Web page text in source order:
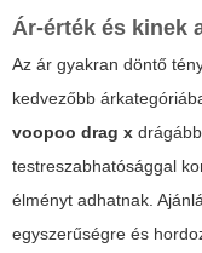
Ár-érték és kinek
Az ár gyakran döntő
kedvezőbb
voopoo drag x
testreszabhatósággal
élményt adhatnak.
egyszerűségre és